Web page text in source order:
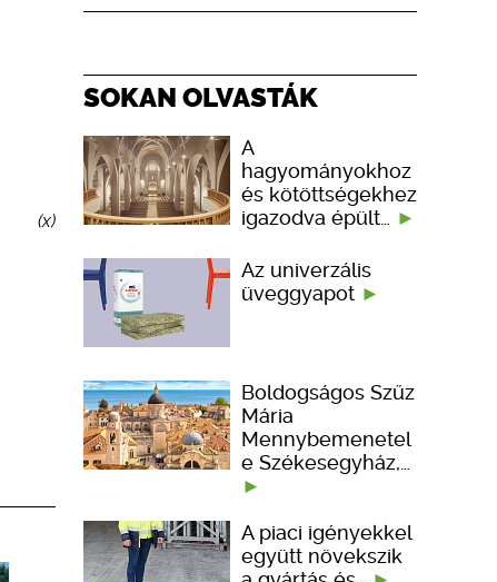
(x)
SOKAN OLVASTÁK
A
hagyományokhoz
és kötöttségekhez
igazodva épült…
Az univerzális
üveggyapot
Boldogságos Szűz
Mária
Mennybemenetel
e Székesegyház,…
A piaci igényekkel
együtt növekszik